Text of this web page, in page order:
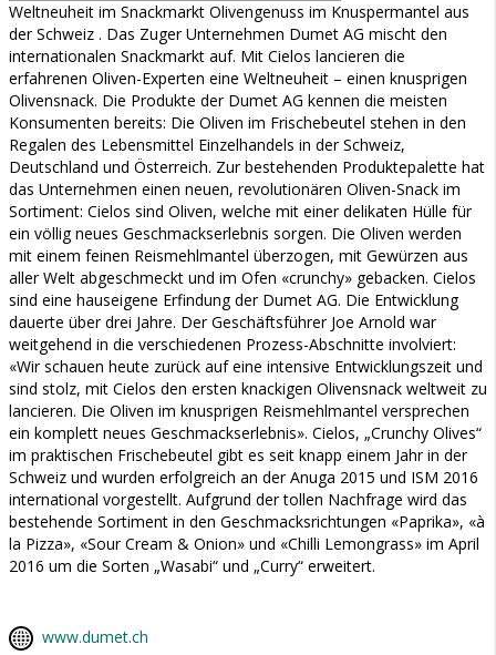
Weltneuheit im Snackmarkt Olivengenuss im Knuspermantel aus
der Schweiz . Das Zuger Unternehmen Dumet AG mischt den
internationalen Snackmarkt auf. Mit Cielos lancieren die
erfahrenen Oliven-Experten eine Weltneuheit – einen knusprigen
Olivensnack. Die Produkte der Dumet AG kennen die meisten
Konsumenten bereits: Die Oliven im Frischebeutel stehen in den
Regalen des Lebensmittel Einzelhandels in der Schweiz,
Deutschland und Österreich. Zur bestehenden Produktepalette hat
das Unternehmen einen neuen, revolutionären Oliven-Snack im
Sortiment: Cielos sind Oliven, welche mit einer delikaten Hülle für
ein völlig neues Geschmackserlebnis sorgen. Die Oliven werden
mit einem feinen Reismehlmantel überzogen, mit Gewürzen aus
aller Welt abgeschmeckt und im Ofen «crunchy» gebacken. Cielos
sind eine hauseigene Erfindung der Dumet AG. Die Entwicklung
dauerte über drei Jahre. Der Geschäftsführer Joe Arnold war
weitgehend in die verschiedenen Prozess-Abschnitte involviert:
«Wir schauen heute zurück auf eine intensive Entwicklungszeit und
sind stolz, mit Cielos den ersten knackigen Olivensnack weltweit zu
lancieren. Die Oliven im knusprigen Reismehlmantel versprechen
ein komplett neues Geschmackserlebnis». Cielos, „Crunchy Olives“
im praktischen Frischebeutel gibt es seit knapp einem Jahr in der
Schweiz und wurden erfolgreich an der Anuga 2015 und ISM 2016
international vorgestellt. Aufgrund der tollen Nachfrage wird das
bestehende Sortiment in den Geschmacksrichtungen «Paprika», «à
la Pizza», «Sour Cream & Onion» und «Chilli Lemongrass» im April
2016 um die Sorten „Wasabi“ und „Curry“ erweitert.
www.dumet.ch